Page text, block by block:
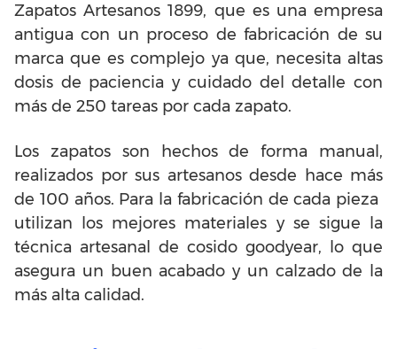
Zapatos Artesanos 1899, que es una empresa
antigua con un proceso de fabricación de su
marca que es complejo ya que, necesita altas
dosis de paciencia y cuidado del detalle con
más de 250 tareas por cada zapato.
Los zapatos son hechos de forma manual,
realizados por sus artesanos desde hace más
de 100 años. Para la fabricación de cada pieza
utilizan los mejores materiales y se sigue la
técnica artesanal de cosido goodyear, lo que
asegura un buen acabado y un calzado de la
más alta calidad.